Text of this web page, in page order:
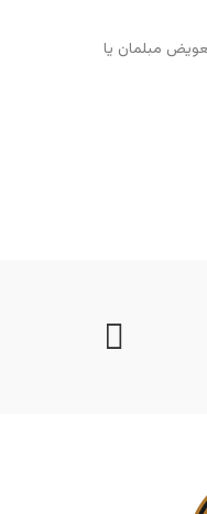
مبلمان یا